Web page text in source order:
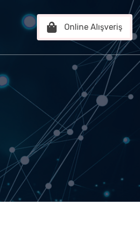
Online Alışveriş